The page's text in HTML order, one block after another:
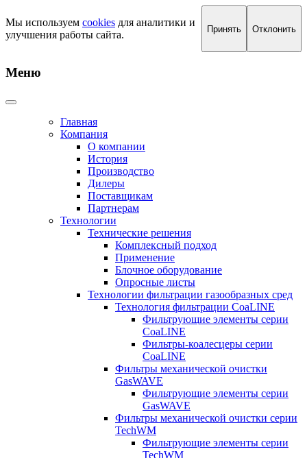
Мы используем cookies для аналитики и
улучшения работы сайта.
Принять Отклонить
Меню
Главная
Компания
О компании
История
Производство
Дилеры
Поставщикам
Партнерам
Технологии
Технические решения
Комплексный подход
Применение
Блочное оборудование
Опросные листы
Технологии фильтрации газообразных сред
Технология фильтрации CoaLINE
Фильтрующие элементы серии
CoaLINE
Фильтры-коалесцеры серии
CoaLINE
Фильтры механической очистки
GasWAVE
Фильтрующие элементы серии
GasWAVE
Фильтры механической очистки серии
TechWM
Фильтрующие элементы серии
TechWM